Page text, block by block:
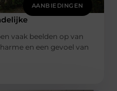
AANBIEDINGEN
vaak beelden op van
en een gevoel van